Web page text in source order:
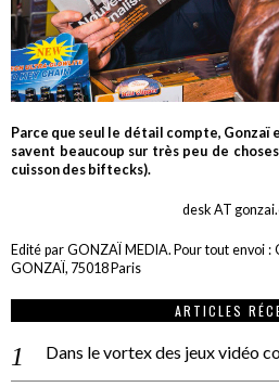
Parce que seul le détail compte, Gonzaï
savent beaucoup sur très peu de
cuisson des biftecks).
desk AT
Edité par GONZAÏ MEDIA. Pour tout envoi :
GONZAÏ, 75018 Paris
ARTICLES
Dans le vortex des jeux vidéo